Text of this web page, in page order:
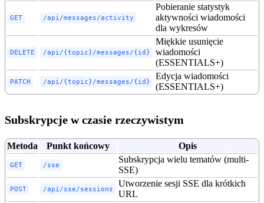
GET /api/messages/activity
Pobieranie statystyk
aktywności wiadomości
dla wykresów
DELETE /api/{topic}/messages/{id}
Miękkie usunięcie
wiadomości
(ESSENTIALS+)
PATCH /api/{topic}/messages/{id}
Edycja wiadomości
(ESSENTIALS+)
Subskrypcje w czasie rzeczywistym
Metoda Punkt końcowy Opis
GET /sse
Subskrypcja wielu tematów (multi-
SSE)
POST /api/sse/sessions
Utworzenie sesji SSE dla krótkich
URL